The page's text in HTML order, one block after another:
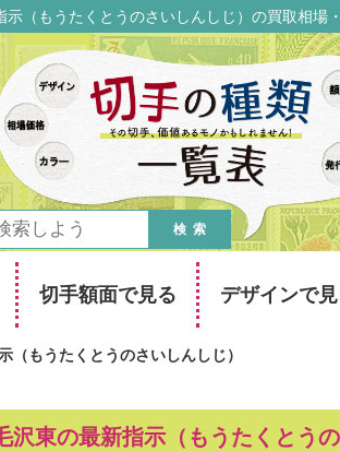
示（もうたくとうのさいしんしじ）の買取相場
検索
切手額面で見る デザインで
（もうたくとうのさいしんしじ）
沢東の最新指示（もうたくとうの